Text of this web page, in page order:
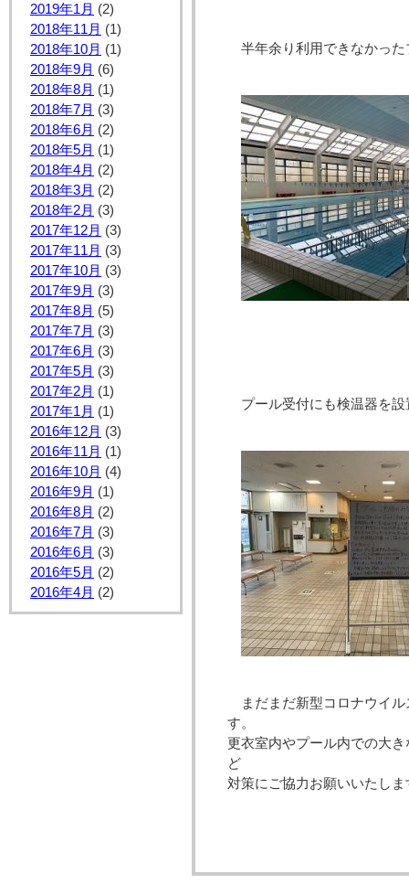
2019年1月 (2)
2018年11月 (1)
2018年10月 (1)
2018年9月 (6)
2018年8月 (1)
2018年7月 (3)
2018年6月 (2)
2018年5月 (1)
2018年4月 (2)
2018年3月 (2)
2018年2月 (3)
2017年12月 (3)
2017年11月 (3)
2017年10月 (3)
2017年9月 (3)
2017年8月 (5)
2017年7月 (3)
2017年6月 (3)
2017年5月 (3)
2017年2月 (1)
2017年1月 (1)
2016年12月 (3)
2016年11月 (1)
2016年10月 (4)
2016年9月 (1)
2016年8月 (2)
2016年7月 (3)
2016年6月 (3)
2016年5月 (2)
2016年4月 (2)
半年余り利用できなかっ
プール受付にも検温器を
まだまだ新型コロナウイ
更衣室内やプール内での大
ど
対策にご協力お願いいたしま